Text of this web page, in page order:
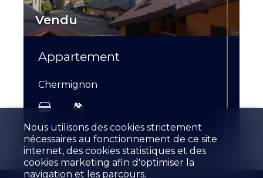
Vendu
Appartement
Chermignon
1 1970
Nous utilisons des cookies strictement
nécessaires au fonctionnement de ce site
internet, des cookies statistiques et des
cookies marketing afin d'optimiser la
navigation et les parcours.